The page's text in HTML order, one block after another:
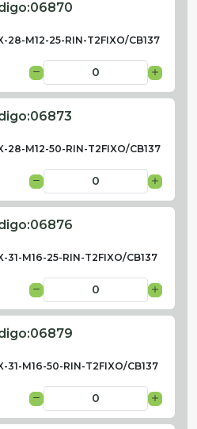
06870
28-M12-25-RIN-T2FIXO/CB137
06873
28-M12-50-RIN-T2FIXO/CB137
06876
31-M16-25-RIN-T2FIXO/CB137
06879
31-M16-50-RIN-T2FIXO/CB137